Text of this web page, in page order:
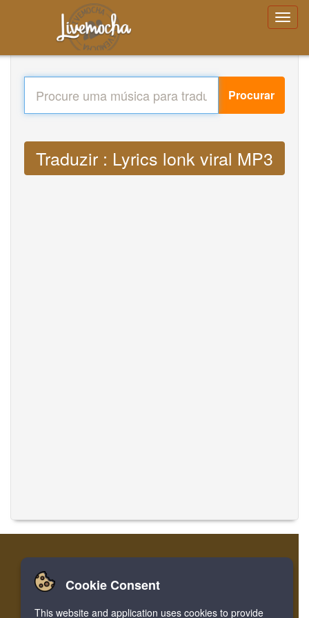
Procurar
Traduzir : Lyrics lonk viral MP3
Início Entrar Cadastre-se
Cookie Consent
This website and application uses cookies to provide